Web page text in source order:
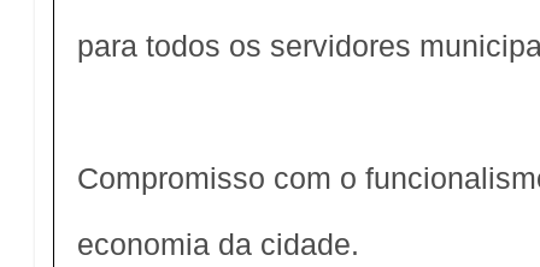
para todos os servidores
Compromisso com o
economia da cidade.